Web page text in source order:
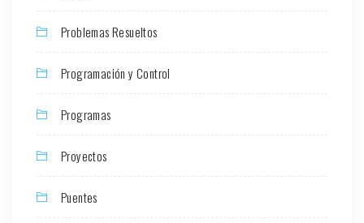
Problemas Resueltos
Programación y Control
Programas
Proyectos
Puentes